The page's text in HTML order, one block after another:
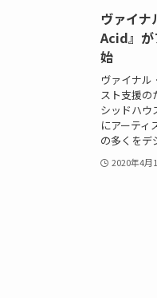
ヴァイナ
Acid』が
始
ヴァイナル
スト支援の
シッドハウ
にアーティ
の多くをデ
2020年4月